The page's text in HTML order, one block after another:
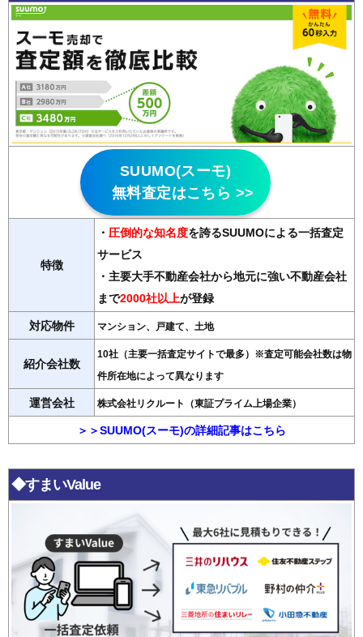
SUUMO(スーモ)
無料査定はこちら >>
特徴
・ 圧倒的な知名度を誇るSUUMOによる一括査定
サービス
・主要大手不動産会社から地元に強い不動産会社
まで2000社以上が登録
対応物件 マンション、戸建て、土地
紹介会社数
10社（主要一括査定サイトで最多）※査定可能会社数は物
件所在地によって異なります
運営会社 株式会社リクルート（東証プライム上場企業）
＞＞SUUMO(スーモ)の詳細記事はこちら
◆すまいValue